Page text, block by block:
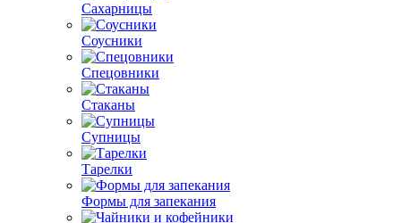
Сахарницы
Соусники
Спецовники
Стаканы
Супницы
Тарелки
Формы для запекания